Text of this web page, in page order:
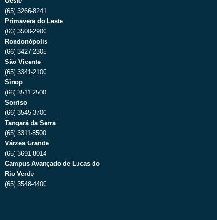
(65) 3266-8241
Primavera do Leste
(66) 3500-2900
Rondonópolis
(66) 3427-2305
São Vicente
(65) 3341-2100
Sinop
(66) 3511-2500
Sorriso
(66) 3545-3700
Tangará da Serra
(65) 3311-8500
Várzea Grande
(65) 3691-8014
Campus Avançado de Lucas do
Rio Verde
(65) 3548-4400